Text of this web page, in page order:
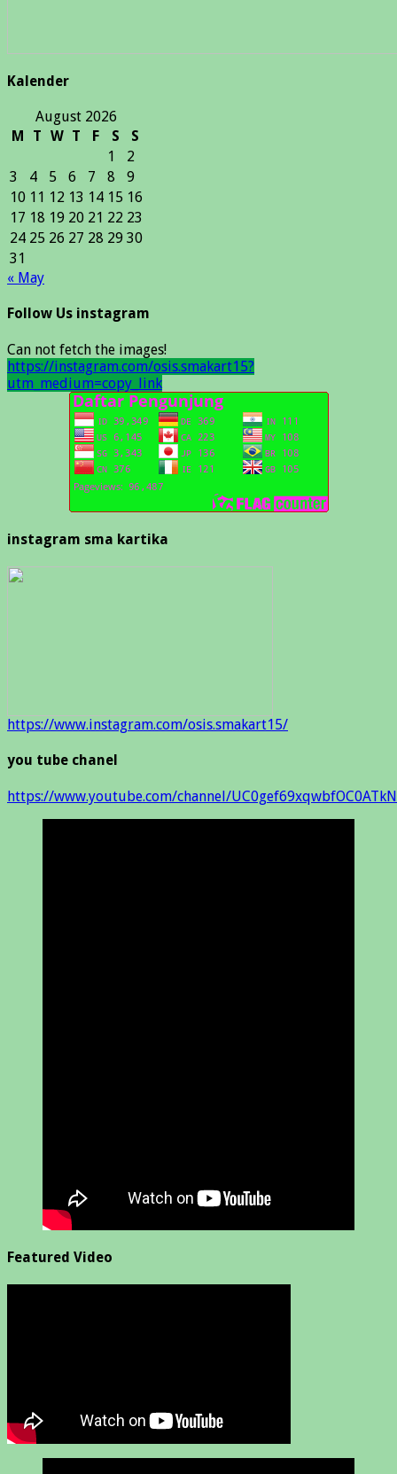
Kalender
August 2026
M
T W T F S
S
1
2
3
4 5 6 7 8
9
10 11 12 13 14 15 16
17 18 19 20 21 22 23
24 25 26 27 28 29 30
31
« May
Follow Us instagram
Can not fetch the images!
https://instagram.com/osis.smakart15?
utm_medium=copy_link
instagram sma kartika
https://www.instagram.com/osis.smakart15/
you tube chanel
https://www.youtube.com/channel/
Featured Video